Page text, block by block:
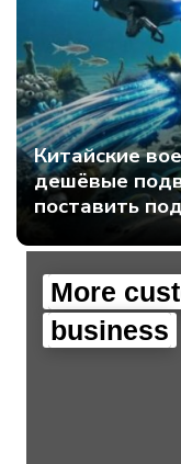
Китайские
дешёвые
поставить
мирового
технологии.
More
business